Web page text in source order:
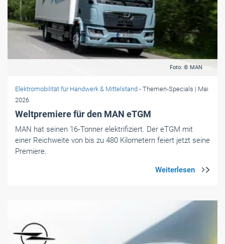
Foto: © MAN
Elektromobilität für Handwerk & Mittelstand - Themen-Specials | Mai
2026
Weltpremiere für den MAN eTGM
MAN hat seinen 16‑Tonner elektrifiziert. Der eTGM mit
einer Reichweite von bis zu 480 Kilometern feiert jetzt seine
Premiere.